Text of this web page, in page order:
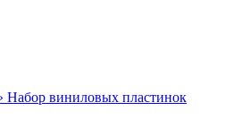
виниловых пластинок